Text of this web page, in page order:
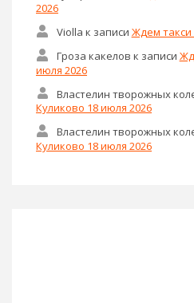
2026
Violla к записи Ждем такси
Гроза какелов к записи
июля 2026
Властелин творожных
Куликово 18 июля 2026
Властелин творожных
Куликово 18 июля 2026